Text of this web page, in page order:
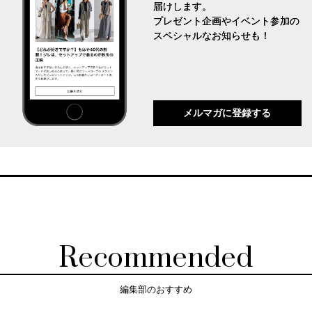
届けします。
プレゼント企画やイベント参加の
スペシャルなお知らせも！
メルマガに登録する
Recommended
編集部のおすすめ